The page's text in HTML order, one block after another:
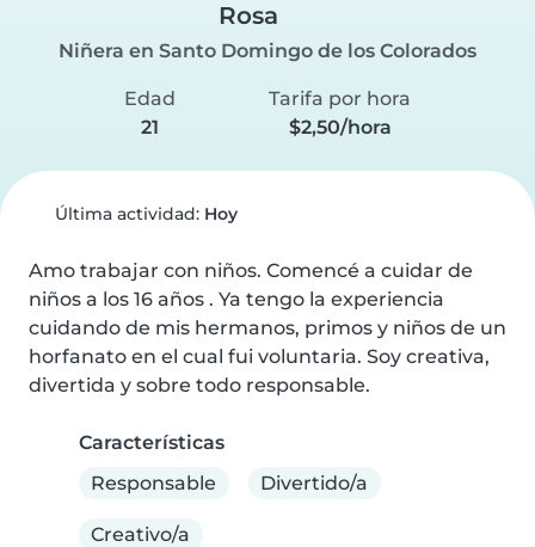
Rosa
Niñera en Santo Domingo de los Colorados
Edad
21
Tarifa por hora
$2,50/hora
Última actividad: Hoy
Amo trabajar con niños. Comencé a cuidar de
niños a los 16 años . Ya tengo la experiencia
cuidando de mis hermanos, primos y niños de un
horfanato en el cual fui voluntaria. Soy creativa,
divertida y sobre todo responsable.
Características
Responsable
Divertido/a
Creativo/a